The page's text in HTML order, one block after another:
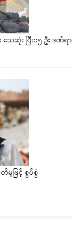
ေဆုံး ပြီး၁၅ ဦး ဒဏ်ရာ
မှုဖြင့် စွပ်စွဲ